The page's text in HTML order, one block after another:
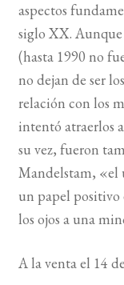
aspectos
siglo XX.
(hasta 1990 no
no dejan de ser
relación con los
intentó atraerlos
su vez, fueron
Mandelstam, «el
un papel
los ojos a una
A la venta el 14